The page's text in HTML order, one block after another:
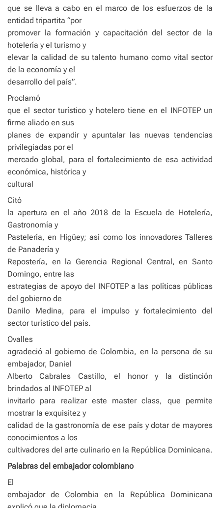
que se lleva a cabo en el marco de los esfuerzos de la
entidad tripartita “por
promover la formación y capacitación del sector de la
hotelería y el turismo y
elevar la calidad de su talento humano como vital sector
de la economía y el
desarrollo del país”.
Proclamó
que el sector turístico y hotelero tiene en el INFOTEP un
firme aliado en sus
planes de expandir y apuntalar las nuevas tendencias
privilegiadas por el
mercado global, para el fortalecimiento de esa actividad
económica, histórica y
cultural
Citó
la apertura en el año 2018 de la Escuela de Hotelería,
Gastronomía y
Pastelería, en Higüey; así como los innovadores Talleres
de Panadería y
Repostería, en la Gerencia Regional Central, en Santo
Domingo, entre las
estrategias de apoyo del INFOTEP a las políticas públicas
del gobierno de
Danilo Medina, para el impulso y fortalecimiento del
sector turístico del país.
Ovalles
agradeció al gobierno de Colombia, en la persona de su
embajador, Daniel
Alberto Cabrales Castillo, el honor y la distinción
brindados al INFOTEP al
invitarlo para realizar este master class, que permite
mostrar la exquisitez y
calidad de la gastronomía de ese país y dotar de mayores
conocimientos a los
cultivadores del arte culinario en la República Dominicana.
Palabras del embajador colombiano
El
embajador de Colombia en la República Dominicana